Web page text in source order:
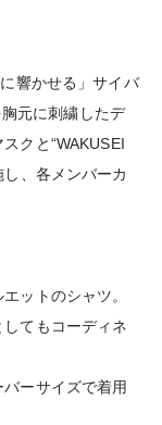
響かせる」サイバ
元に刺繍したデ
クと“WAKUSEI
、各メンバーカ
ットのシャツ。
てもコーディネ
ーサイズで着用